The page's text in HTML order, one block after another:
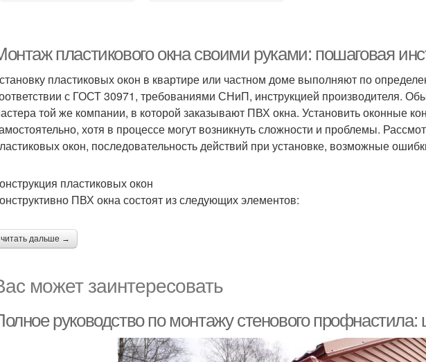
пластикового окна своими руками: пошаговая
пластиковых окон в квартире или частном доме выполняют по
с ГОСТ 30971, требованиями СНиП, инструкцией производителя.
той же компании, в которой заказывают ПВХ окна. Установить оконные
хотя в процессе могут возникнуть сложности и проблемы.
окон, последовательность действий при установке, возможные
пластиковых окон
ПВХ окна состоят из следующих элементов:
читать дальше →
может заинтересовать
руководство по монтажу стенового профнастила: